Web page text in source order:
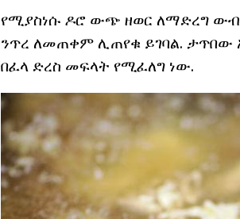
የሚያስነሱ ዶሮ ውጭ ዘወር ለማድረግ ውብ
ንጥረ ለመጠቀም ሊጠየቁ ይገባል. ታጥበው
በፈላ ድረስ መፍላት የሚፈለግ ነው.